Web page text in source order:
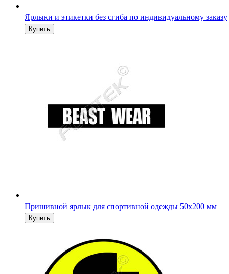
Ярлыки и этикетки без сгиба по индивидуальному заказу
Пришивной ярлык для спортивной одежды 50х200 мм